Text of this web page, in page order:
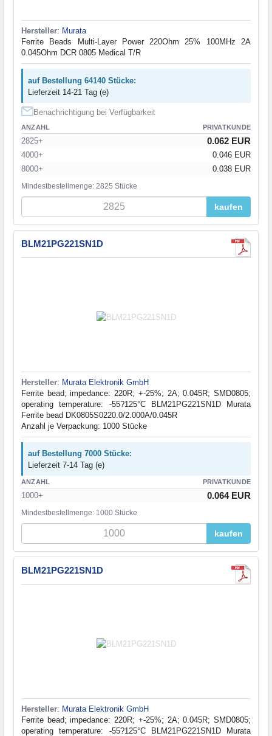
Hersteller: Murata
Ferrite Beads Multi-Layer Power 220Ohm 25% 100MHz 2A
0.045Ohm DCR 0805 Medical T/R
auf Bestellung 64140 Stücke:
Lieferzeit 14-21 Tag (e)
Benachrichtigung bei Verfügbarkeit
ANZAHL PRIVATKUNDE
2825+ 0.062 EUR
4000+
0.046 EUR
8000+
0.038 EUR
Mindestbestellmenge: 2825 Stücke
kaufen
BLM21PG221SN1D
Hersteller: Murata Elektronik GmbH
Ferrite bead; impedance: 220R; +-25%; 2A; 0.045R; SMD0805;
operating temperature: -55?125°C BLM21PG221SN1D Murata
Ferrite bead DK0805S0220.0/2.000A/0.045R
Anzahl je Verpackung: 1000 Stücke
auf Bestellung 7000 Stücke:
Lieferzeit 7-14 Tag (e)
ANZAHL PRIVATKUNDE
1000+ 0.064 EUR
Mindestbestellmenge: 1000 Stücke
kaufen
BLM21PG221SN1D
Hersteller: Murata Elektronik GmbH
Ferrite bead; impedance: 220R; +-25%; 2A; 0.045R; SMD0805;
operating temperature: -55?125°C BLM21PG221SN1D Murata